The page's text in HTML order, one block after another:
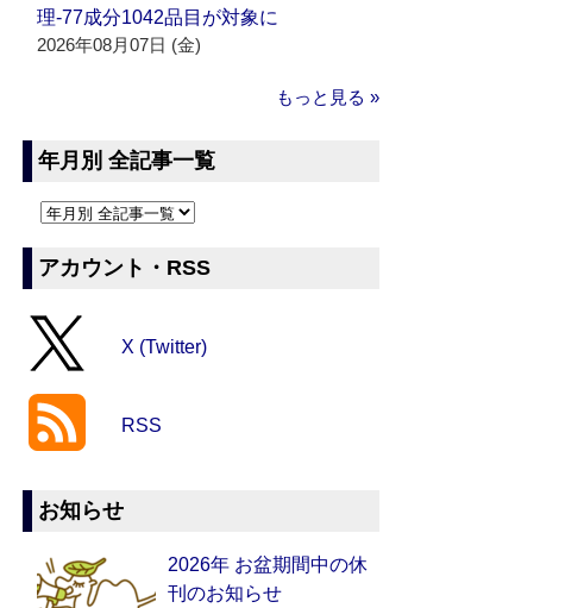
理‐77成分1042品目が対象に
2026年08月07日 (金)
もっと見る »
年月別 全記事一覧
アカウント・RSS
X (Twitter)
RSS
お知らせ
2026年 お盆期間中の休
刊のお知らせ